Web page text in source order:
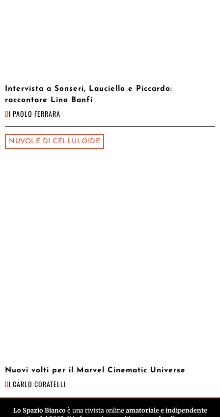
Intervista a Sonseri, Lauciello e Piccardo:
raccontare Lino Banfi
DI PAOLO FERRARA
NUVOLE DI CELLULOIDE
Nuovi volti per il Marvel Cinematic Universe
DI CARLO CORATELLI
Lo Spazio Biancoè una rivista online amatoriale e indipendente